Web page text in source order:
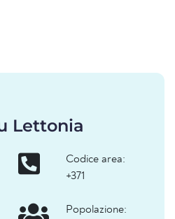
Lettonia
Codice area:
+371
Popolazione: